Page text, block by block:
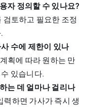
자 정의할 수 있나요?
검토하고 필요한 조정
수에 제한이 있나
획에 따라 원하는 만
있습니다.
는 데 얼마나 걸리나
력하면 가사가 즉시 생